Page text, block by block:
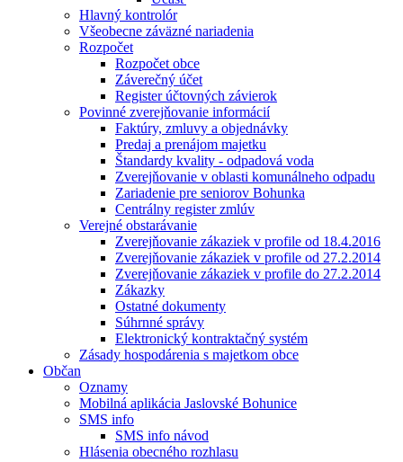
Hlavný kontrolór
Všeobecne záväzné nariadenia
Rozpočet
Rozpočet obce
Záverečný účet
Register účtovných závierok
Povinné zverejňovanie informácií
Faktúry, zmluvy a objednávky
Predaj a prenájom majetku
Štandardy kvality - odpadová voda
Zverejňovanie v oblasti komunálneho odpadu
Zariadenie pre seniorov Bohunka
Centrálny register zmlúv
Verejné obstarávanie
Zverejňovanie zákaziek v profile od 18.4.2016
Zverejňovanie zákaziek v profile od 27.2.2014
Zverejňovanie zákaziek v profile do 27.2.2014
Zákazky
Ostatné dokumenty
Súhrnné správy
Elektronický kontraktačný systém
Zásady hospodárenia s majetkom obce
Občan
Oznamy
Mobilná aplikácia Jaslovské Bohunice
SMS info
SMS info návod
Hlásenia obecného rozhlasu